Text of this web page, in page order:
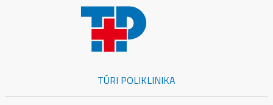
TÚRI POLIKLINIKA